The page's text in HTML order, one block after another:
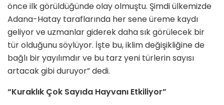
önce ilk görüldüğünde olay olmuştu. Şimdi ülkemizde
Adana-Hatay taraflarında her sene üreme kaydı
geliyor ve uzmanlar giderek daha sık görülecek bir
tür olduğunu söylüyor. İşte bu, iklim değişikliğine de
bağlı bir yayılımdır ve bu tarz yeni türlerin sayısı
artacak gibi duruyor” dedi.
“Kuraklık Çok Sayıda Hayvanı Etkiliyor”